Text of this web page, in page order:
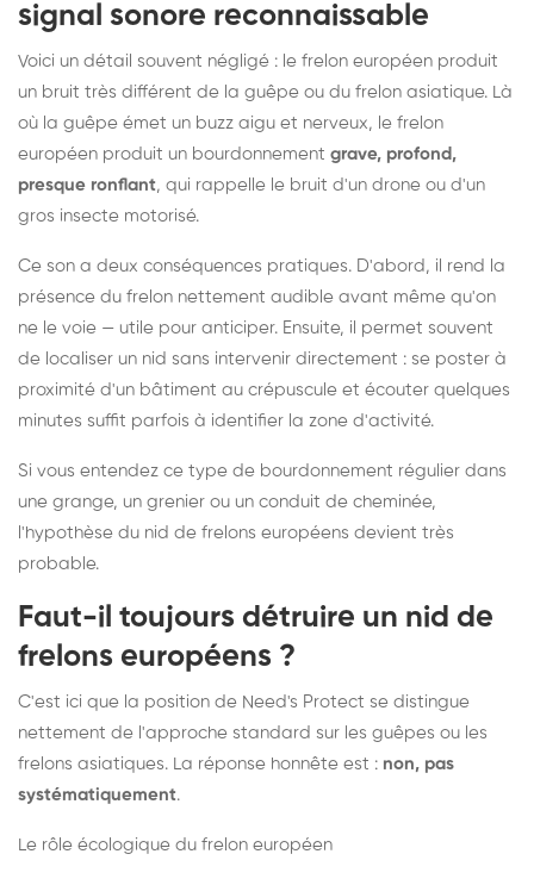
signal sonore reconnaissable
Voici un détail souvent négligé : le frelon européen produit
un bruit très différent de la guêpe ou du frelon asiatique. Là
où la guêpe émet un buzz aigu et nerveux, le frelon
européen produit un bourdonnement grave, profond,
presque ronflant, qui rappelle le bruit d'un drone ou d'un
gros insecte motorisé.
Ce son a deux conséquences pratiques. D'abord, il rend la
présence du frelon nettement audible avant même qu'on
ne le voie — utile pour anticiper. Ensuite, il permet souvent
de localiser un nid sans intervenir directement : se poster à
proximité d'un bâtiment au crépuscule et écouter quelques
minutes suffit parfois à identifier la zone d'activité.
Si vous entendez ce type de bourdonnement régulier dans
une grange, un grenier ou un conduit de cheminée,
l'hypothèse du nid de frelons européens devient très
probable.
Faut-il toujours détruire un nid de
frelons européens ?
C'est ici que la position de Need's Protect se distingue
nettement de l'approche standard sur les guêpes ou les
frelons asiatiques. La réponse honnête est : non, pas
systématiquement.
Le rôle écologique du frelon européen